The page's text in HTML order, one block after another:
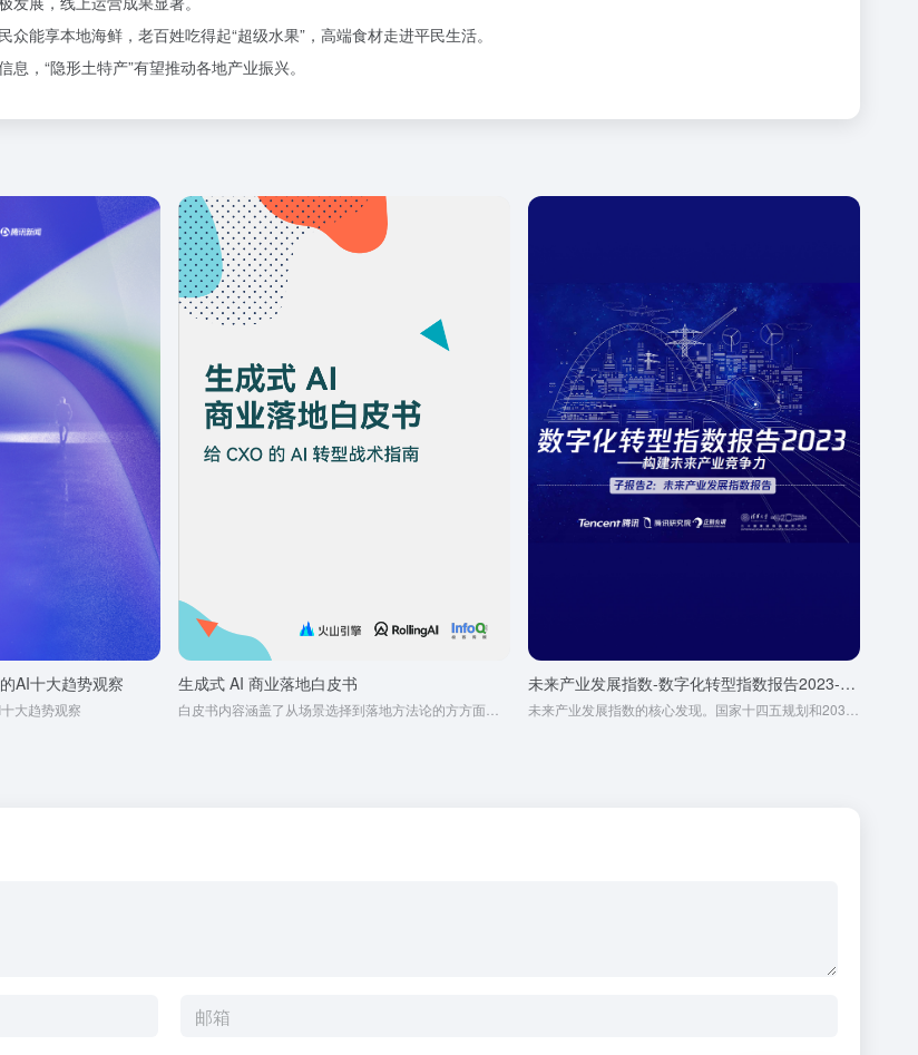
能享本地海鲜，老百姓吃得起“超级水果”，高端食材走进平民生活。
，“隐形土特产”有望推动各地产业振兴。
AI十大趋势观察
大趋势观察
生成式 AI 商业落地白皮书 未来产业发展指数-数字化转型指数报告2023-子报告2